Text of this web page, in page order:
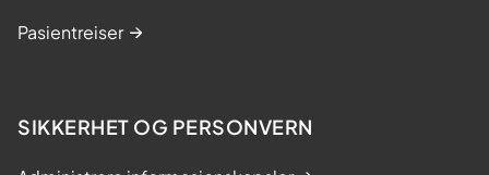
Pasientreiser
SIKKERHET OG PERSONVERN